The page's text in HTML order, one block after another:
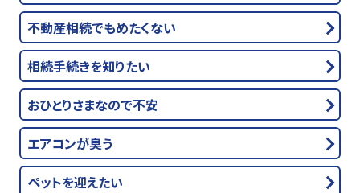
不動産相続でもめたくない
相続手続きを知りたい
おひとりさまなので不安
エアコンが臭う
ペットを迎えたい